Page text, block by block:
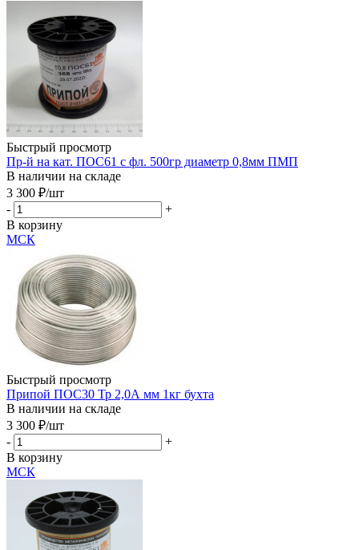
Быстрый просмотр
Пр-й на кат. ПОС61 с фл. 500гр диаметр 0,8мм ПМП
В наличии на складе
3 300 ₽/шт
-
+
В корзину
МСК
Быстрый просмотр
Припой ПОС30 Тр 2,0А мм 1кг бухта
В наличии на складе
3 300 ₽/шт
-
+
В корзину
МСК